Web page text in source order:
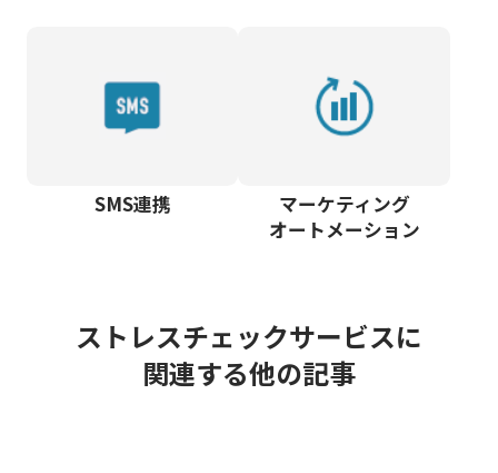
SMS連携
マーケティング
オートメーション
ストレスチェックサービスに
関連する他の記事